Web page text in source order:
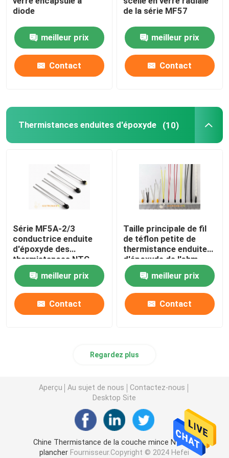
diode
meilleur prix
Contact
de la série MF57
meilleur prix
Contact
Thermistances enduites d'époxyde (10)
Série MF5A-2/3
conductrice enduite
d'époxyde des
thermistances NTC
thermiquement
meilleur prix
Contact
Taille principale de fil
de téflon petite de
thermistance enduite
d'époxyde de l'ohm
NTC de la série 10K
des thermistances
MF5A-5
meilleur prix
Contact
Regardez plus
Aperçu Au sujet de nous
Contactez-nous
Desktop Site
Chine Thermistance de la couche mince NTC de
plancher Fournisseur.Copyright © 2024 Hefei